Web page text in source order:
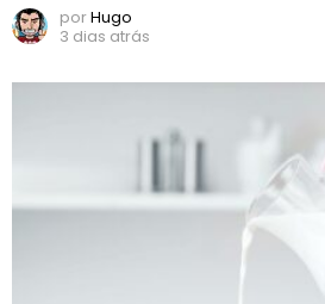
porHugo
3 dias atrás